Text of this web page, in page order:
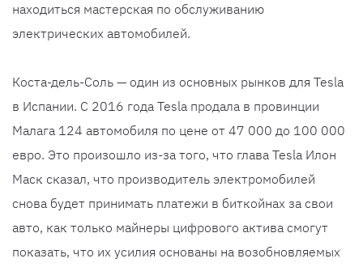
находиться мастерская по обслуживанию
электрических автомобилей.
Коста-дель-Соль — один из основных рынков для Tesla
в Испании. С 2016 года Tesla продала в провинции
Малага 124 автомобиля по цене от 47 000 до 100 000
евро. Это произошло из-за того, что глава Tesla Илон
Маск сказал, что производитель электромобилей
снова будет принимать платежи в биткойнах за свои
авто, как только майнеры цифрового актива смогут
показать, что их усилия основаны на возобновляемых